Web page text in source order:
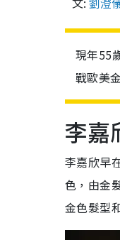
現年55
戰歐美
李嘉
李嘉欣早
色，由金
金色髮型